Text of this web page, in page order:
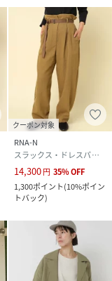
クーポン対象
RNA-N
スラックス・ドレスパンツ
14,300円 35%OFF
1,300ポイント(10%ポイン
トバック)